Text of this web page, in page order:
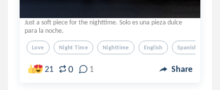
Just a soft piece for the nighttime. Solo es una pieza dulce
para la noche.
Love Night Time Nighttime English Spanish
21 0 1 Share